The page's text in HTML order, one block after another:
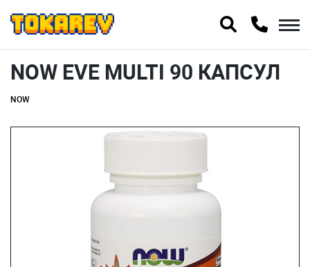
NOW EVE MULTI 90 КАПСУЛ
NOW